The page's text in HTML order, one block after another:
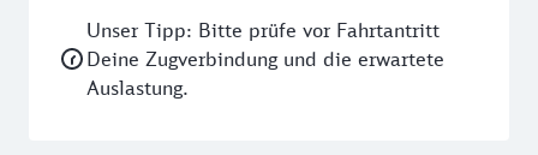
wurden. In der Bergbau-Hütte ist ein echter
Stollennachbau zu finden und in der Schmiede-Hütte
ist eine historische Schmiede zu bestaunen, mit der
Unser Tipp: Bitte prüfe vor Fahrtantritt
Deine Zugverbindung und die erwartete
Auslastung.